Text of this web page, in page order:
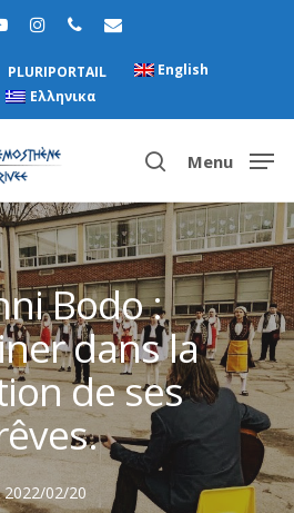
PLURIPORTAIL
English
Ελληνικα
or ESC to close
Menu
Bodo :
dans la
de ses
2022/02/20